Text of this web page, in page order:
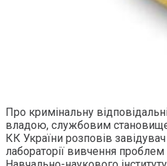
Про кримінальну
владою, службовим
КК України розповів
лабораторії вивчення